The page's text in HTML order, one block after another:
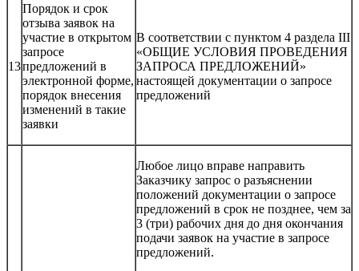
13
Порядок и срок
отзыва заявок на
участие в открытом
запросе
предложений в
электронной форме,
порядок внесения
изменений в такие
заявки
В соответствии с пунктом 4 раздела III
«ОБЩИЕ УСЛОВИЯ ПРОВЕДЕНИЯ
ЗАПРОСА ПРЕДЛОЖЕНИЙ»
настоящей документации о запросе
предложений
Любое лицо вправе направить
Заказчику запрос о разъяснении
положений документации о запросе
предложений в срок не позднее, чем за
3 (три) рабочих дня до дня окончания
подачи заявок на участие в запросе
предложений.